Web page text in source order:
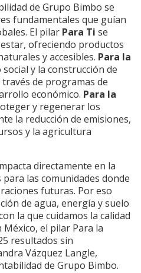
de Grupo Bimbo se
fundamentales que guían
El pilar Para Ti se
ofreciendo productos
y accesibles. Para la
y la construcción de
de programas de
económico. Para la
y regenerar los
la reducción de emisiones,
y la agricultura
directamente en la
las comunidades donde
futuras. Por eso
de agua, energía y suelo
la que cuidamos la calidad
el pilar Para la
resultados sin
Vázquez Langle,
de Grupo Bimbo.